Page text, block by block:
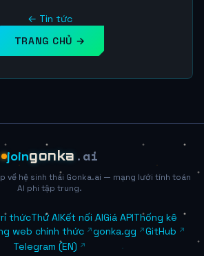
← Tin tức
TRANG CHỦ →
joingonka .ai
về hệ sinh thái Gonka.ai — mạng lưới tính toán
AI phi tập trung.
thứcThử AIKết nối AIGiá APIThống kê
web chính thức gonka.gg
GitHub
Telegram (EN)